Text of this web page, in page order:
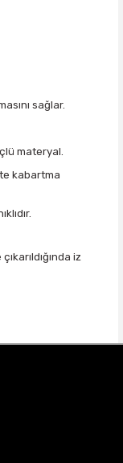
sağlar.
materyal.
kabartma
iz